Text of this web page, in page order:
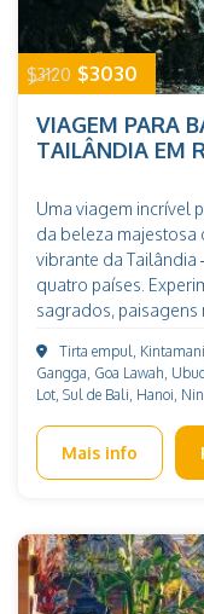
$3120 $3030
VIAGEM PARA
TAILÂNDIA EM
Uma viagem incrível
da beleza majestosa
vibrante da
quatro países.
sagrados, paisagens
em grupo
Tirta empul,
Gangga, Goa Lawah,
Lot, Sul de Bali, Hanoi,
Mais info